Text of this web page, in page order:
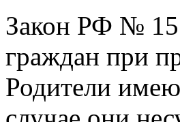
Закон РФ №
граждан при
Родители